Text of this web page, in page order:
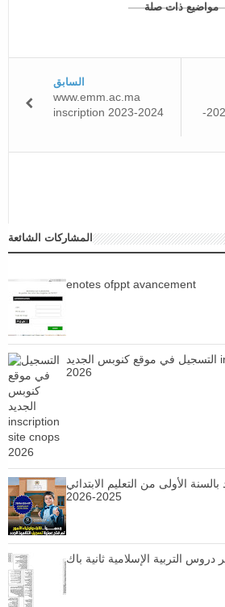
مواضيع ذات صلة
الحديث الحسنية 2024-
السابق
www.emm.ac.ma
inscription 2023-2024
المشاركات الشائعة
enotes ofppt avancement
التسجيل في موقع كنوبس الجديد inscription site cnops
2026
الأولى من التعليم الابتدائي
2025-2026